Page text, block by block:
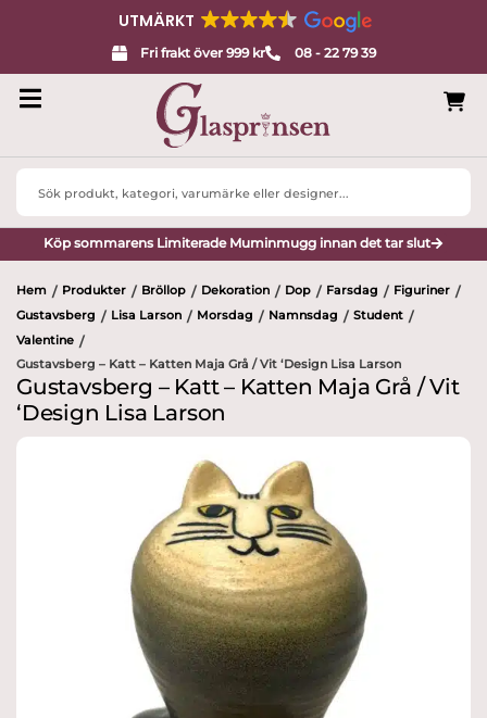
UTMÄRKT
Fri frakt över 999 kr 08 - 22 79 39
Search
Köp sommarens Limiterade Muminmugg innan det tar slut
Hem / Produkter / Bröllop / Dekoration / Dop / Farsdag / Figuriner /
Gustavsberg / Lisa Larson / Morsdag / Namnsdag / Student /
Valentine /
Gustavsberg – Katt – Katten Maja Grå / Vit ‘Design Lisa Larson
Gustavsberg – Katt – Katten Maja Grå / Vit
‘Design Lisa Larson